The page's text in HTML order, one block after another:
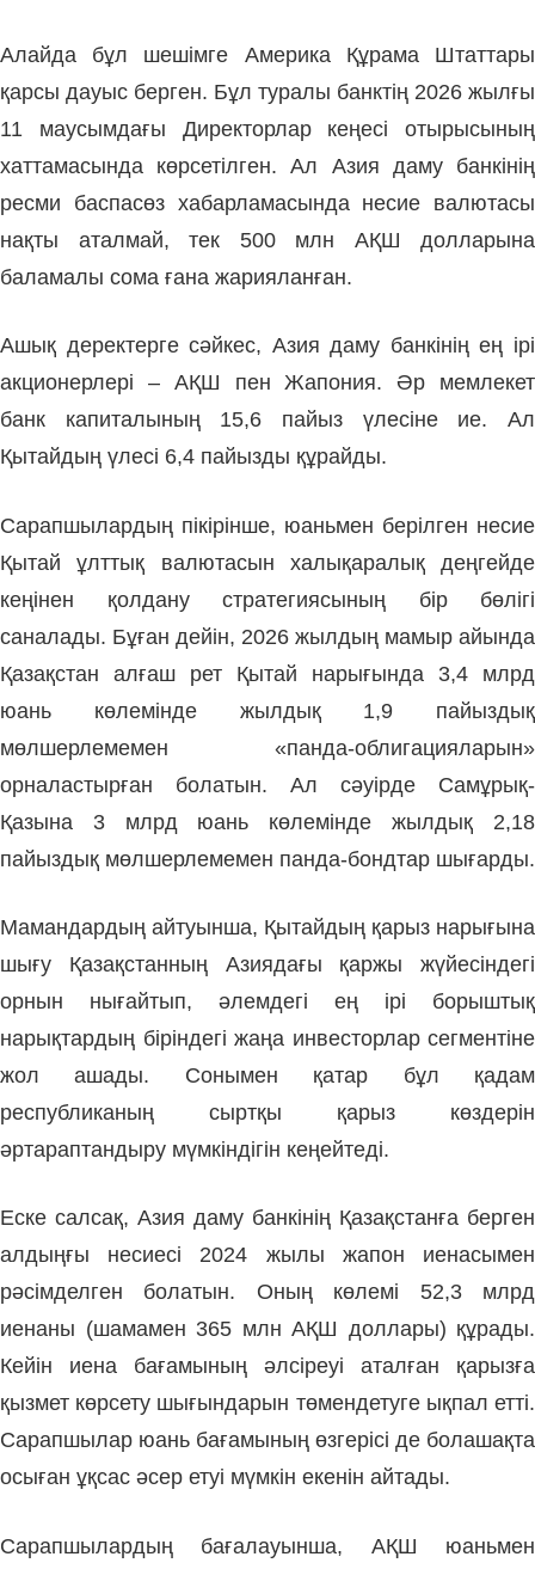
Алайда бұл шешімге Америка Құрама Штаттары
қарсы дауыс берген. Бұл туралы банктің 2026 жылғы
11 маусымдағы Директорлар кеңесі отырысының
хаттамасында көрсетілген. Ал Азия даму банкінің
ресми баспасөз хабарламасында несие валютасы
нақты аталмай, тек 500 млн АҚШ долларына
баламалы сома ғана жарияланған.
Ашық деректерге сәйкес, Азия даму банкінің ең ірі
акционерлері – АҚШ пен Жапония. Әр мемлекет
банк капиталының 15,6 пайыз үлесіне ие. Ал
Қытайдың үлесі 6,4 пайызды құрайды.
Сарапшылардың пікірінше, юаньмен берілген несие
Қытай ұлттық валютасын халықаралық деңгейде
кеңінен қолдану стратегиясының бір бөлігі
саналады. Бұған дейін, 2026 жылдың мамыр айында
Қазақстан алғаш рет Қытай нарығында 3,4 млрд
юань көлемінде жылдық 1,9 пайыздық
мөлшерлемемен «панда-облигацияларын»
орналастырған болатын. Ал сәуірде Самұрық-
Қазына 3 млрд юань көлемінде жылдық 2,18
пайыздық мөлшерлемемен панда-бондтар шығарды.
Мамандардың айтуынша, Қытайдың қарыз нарығына
шығу Қазақстанның Азиядағы қаржы жүйесіндегі
орнын нығайтып, әлемдегі ең ірі борыштық
нарықтардың біріндегі жаңа инвесторлар сегментіне
жол ашады. Сонымен қатар бұл қадам
республиканың сыртқы қарыз көздерін
әртараптандыру мүмкіндігін кеңейтеді.
Еске салсақ, Азия даму банкінің Қазақстанға берген
алдыңғы несиесі 2024 жылы жапон иенасымен
рәсімделген болатын. Оның көлемі 52,3 млрд
иенаны (шамамен 365 млн АҚШ доллары) құрады.
Кейін иена бағамының әлсіреуі аталған қарызға
қызмет көрсету шығындарын төмендетуге ықпал етті.
Сарапшылар юань бағамының өзгерісі де болашақта
осыған ұқсас әсер етуі мүмкін екенін айтады.
Сарапшылардың бағалауынша, АҚШ юаньмен